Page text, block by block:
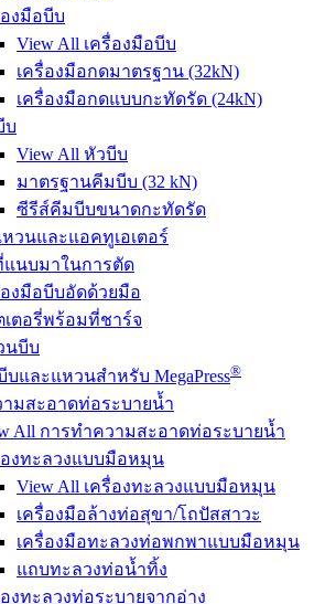
องมือบีบ
View All เครื่องมือบีบ
เครื่องมือกดมาตรฐาน (32kN)
เครื่องมือกดแบบกะทัดรัด (24kN)
บ
View All หัวบีบ
มาตรฐานคีมบีบ (32 kN)
ซีรีส์คีมบีบขนาดกะทัดรัด
หวนและแอคทูเอเตอร์
แนบมาในการตัด
องมือบีบอัดด้วยมือ
เตอรี่พร้อมที่ชาร์จ
นบีบ
บและแหวนสำหรับ MegaPress®
มสะอาดท่อระบายน้ำ
All การทำความสะอาดท่อระบายน้ำ
องทะลวงแบบมือหมุน
View All เครื่องทะลวงแบบมือหมุน
เครื่องมือล้างท่อสุขา/โถปัสสาวะ
เครื่องมือทะลวงท่อพกพาแบบมือหมุน
แถบทะลวงท่อน้ำทิ้ง
องทะลวงท่อระบายจากอ่าง